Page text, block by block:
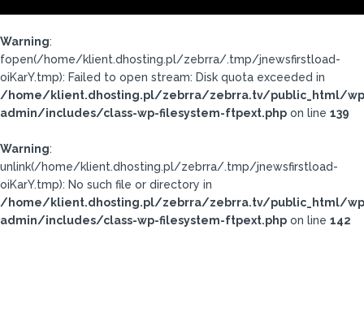
Warning:
fopen(/home/klient.dhosting.pl/zebrra/.tmp/jnewsfirstload-
oiKarY.tmp): Failed to open stream: Disk quota exceeded in
/home/klient.dhosting.pl/zebrra/zebrra.tv/public_html/
admin/includes/class-wp-filesystem-ftpext.php on line 139
Warning:
unlink(/home/klient.dhosting.pl/zebrra/.tmp/jnewsfirstload-
oiKarY.tmp): No such file or directory in
/home/klient.dhosting.pl/zebrra/zebrra.tv/public_html/
admin/includes/class-wp-filesystem-ftpext.php on line 142